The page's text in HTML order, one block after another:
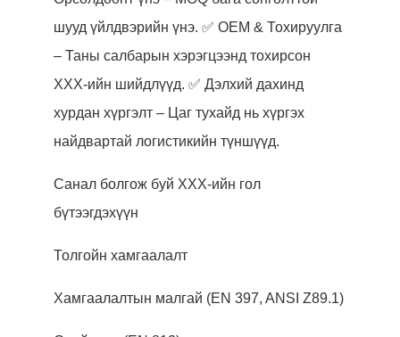
шууд үйлдвэрийн үнэ. ✅ OEM & Тохируулга
– Таны салбарын хэрэгцээнд тохирсон
ХХХ-ийн шийдлүүд. ✅ Дэлхий дахинд
хурдан хүргэлт – Цаг тухайд нь хүргэх
найдвартай логистикийн түншүүд.
Санал болгож буй ХХХ-ийн гол
бүтээгдэхүүн
Толгойн хамгаалалт
Хамгаалалтын малгай (EN 397, ANSI Z89.1)